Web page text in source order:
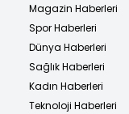
Magazin Haberleri
Spor Haberleri
Dünya Haberleri
Sağlık Haberleri
Kadın Haberleri
Teknoloji Haberleri